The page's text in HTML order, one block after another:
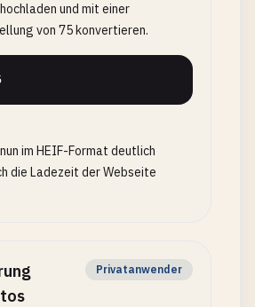
und mit einer
von 75 konvertieren.
im HEIF-Format deutlich
die Ladezeit der Webseite
Privatanwender